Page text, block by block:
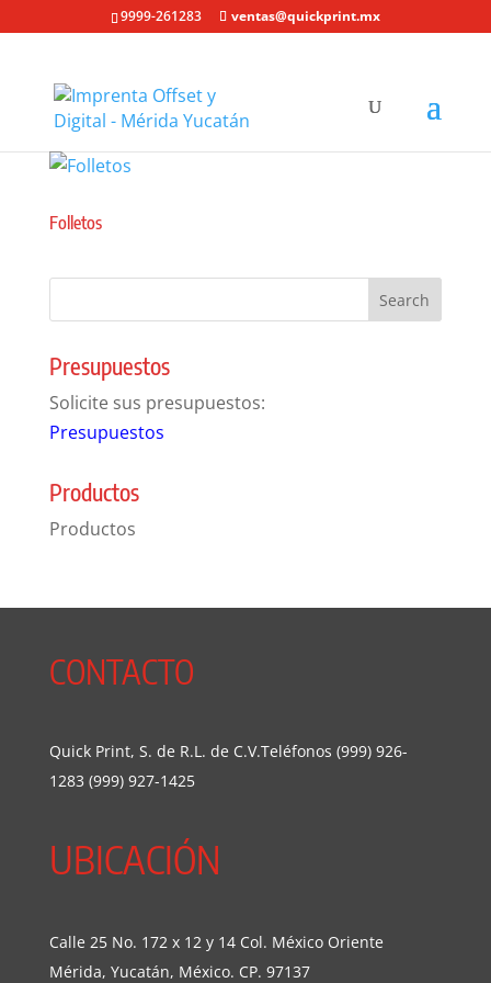
9999-261283 ventas@quickprint.mx
Folletos
Presupuestos
Solicite sus presupuestos:
Presupuestos
Productos
Productos
CONTACTO
Quick Print, S. de R.L. de C.V.Teléfonos (999) 926-
1283 (999) 927-1425
UBICACIÓN
Calle 25 No. 172 x 12 y 14 Col. México Oriente
Mérida, Yucatán, México. CP. 97137